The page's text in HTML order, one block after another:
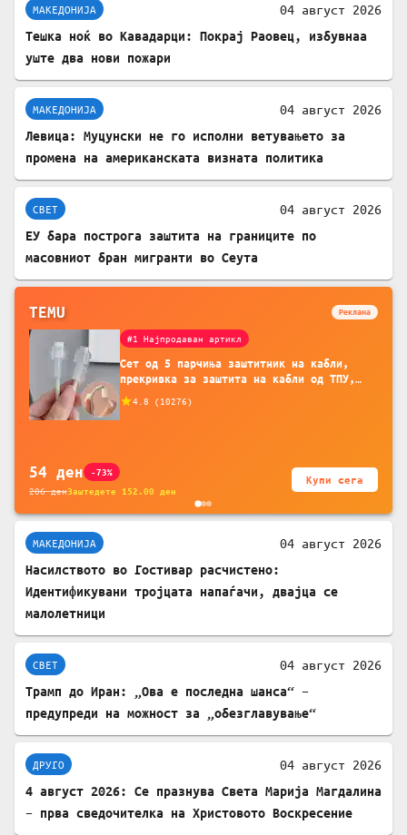
МАКЕДОНИЈА 04 август 2026
Тешка ноќ во Кавадарци: Покрај Раовец, избувнаа
уште два нови пожари
МАКЕДОНИЈА 04 август 2026
Левица: Муцунски не го исполни ветувањето за
промена на американската визната политика
СВЕТ 04 август 2026
ЕУ бара построга заштита на границите по
масовниот бран мигранти во Сеута
TEMU Реклама
#1 Најпродаван артикл
Сет од 5 парчиња заштитник на кабли,
прекривка за заштита на кабли од ТПУ,
додатоци за заштита на кабли, без
батерија, за мобилни телефони, комплет
4.8 ( 10276)
54 ден -73%
206денЗаштедете 152.00 ден
Купи сега
МАКЕДОНИЈА 04 август 2026
Насилството во Гостивар расчистено:
Идентификувани тројцата напаѓачи, двајца се
малолетници
СВЕТ 04 август 2026
Трамп до Иран: „Ова е последна шанса“ –
предупреди на можност за „обезглавување“
ДРУГО 04 август 2026
4 август 2026: Се празнува Света Марија Магдалина
– прва сведочителка на Христовото Воскресение